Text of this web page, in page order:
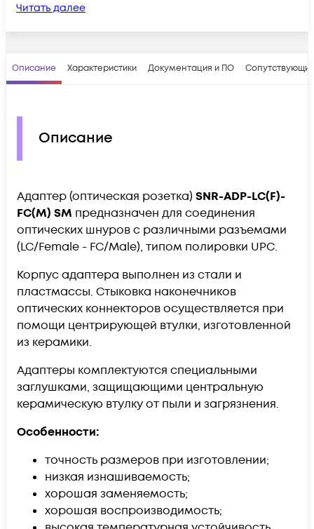
Читать далее
Описание Характеристики Документация и ПО
Описание
Адаптер (оптическая розетка) SNR-ADP-LC(F)-
FC(M) SM предназначен для соединения
оптических шнуров с различными разъемами
(LC/Female - FC/Male), типом полировки UPC.
Корпус адаптера выполнен из стали и
пластмассы. Стыковка наконечников
оптических коннекторов осуществляется при
помощи центрирующей втулки, изготовленной
из керамики.
Адаптеры комплектуются специальными
заглушками, защищающими центральную
керамическую втулку от пыли и загрязнения.
Особенности:
точность размеров при изготовлении;
низкая изнашиваемость;
хорошая заменяемость;
хорошая воспроизводимость;